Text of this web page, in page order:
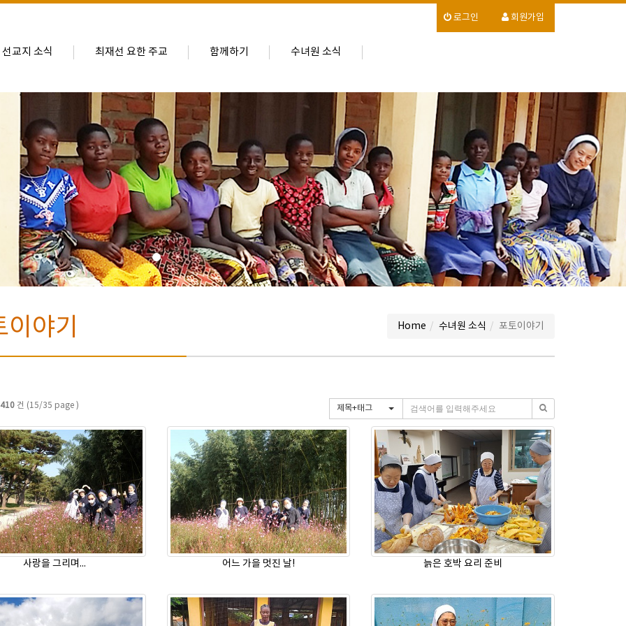
로그인 회원가입
선교지 소식 최재선 요한 주교 함께하기 수녀원 소식
야기 Home 수녀원 소식 포토이야기
410건 (15/35 page ) 제목+태그
사랑을 그리며... 어느 가을 멋진 날! 늙은 호박 요리 준비